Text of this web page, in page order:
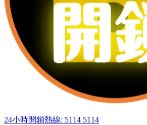
24小時開鎖熱線: 5114 5114